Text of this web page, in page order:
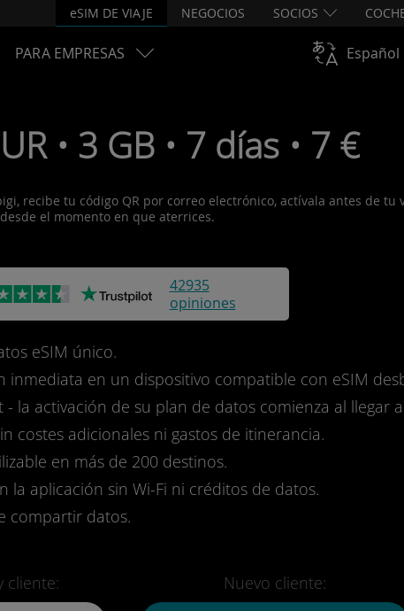
eSIM DE VIAJE NEGOCIOS SOCIOS
PARA EMPRESAS Español
• 3 GB • 7 días • 7 €
recibe tu código QR por correo electrónico, actívala antes de
el momento en que aterrices.
42935
opiniones
eSIM único.
inmediata en un dispositivo compatible con eSIM
- la activación de su plan de datos comienza al llegar
costes adicionales ni gastos de itinerancia.
en más de 200 destinos.
la aplicación sin Wi-Fi ni créditos de datos.
compartir datos.
cliente:
Nuevo cliente: